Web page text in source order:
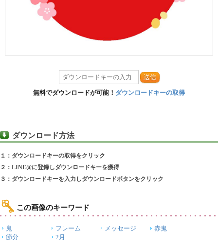
送信
無料でダウンロードが可能！ ダウンロードキーの取得
ダウンロード方法
１：ダウンロードキーの取得をクリック
２：LINE@に登録しダウンロードキーを獲得
３：ダウンロードキーを入力しダウンロードボタンをクリック
この画像のキーワード
鬼 フレーム メッセージ
赤鬼
節分
2月